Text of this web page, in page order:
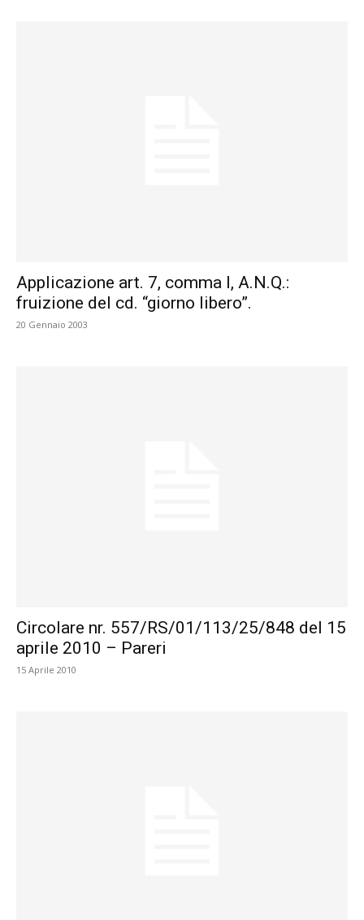
Applicazione art. 7, comma l, A.N.Q.:
fruizione del cd. “giorno libero”.
20 Gennaio 2003
Circolare nr. 557/RS/01/113/25/848 del 15
aprile 2010 – Pareri
15 Aprile 2010